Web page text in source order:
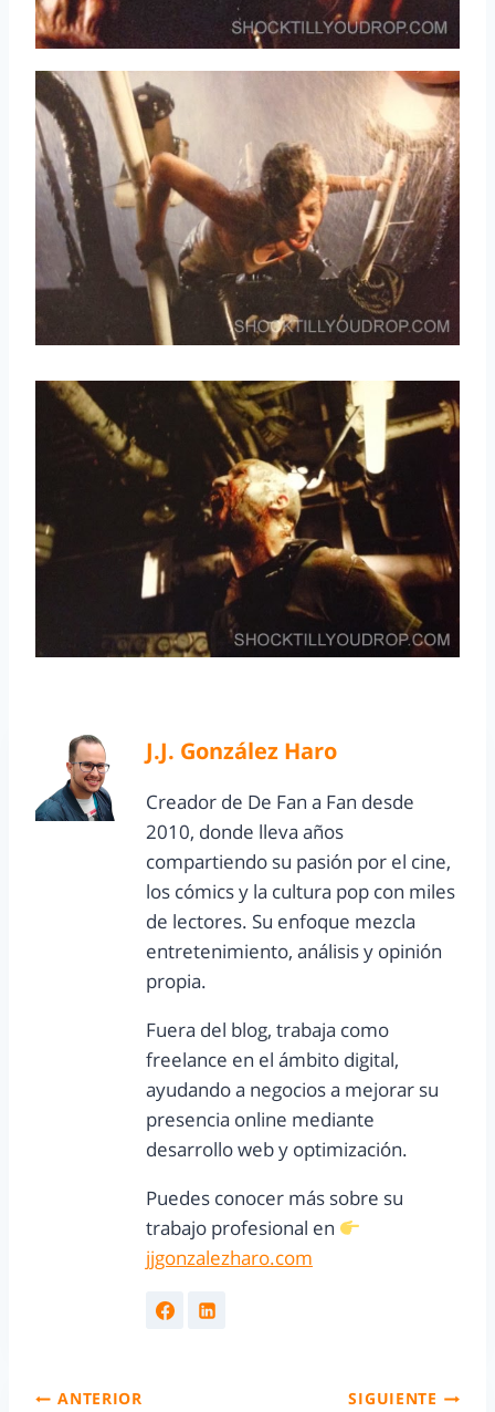
J.J. González Haro
Creador de De Fan a Fan desde
2010, donde lleva años
compartiendo su pasión por el cine,
los cómics y la cultura pop con miles
de lectores. Su enfoque mezcla
entretenimiento, análisis y opinión
propia.
Fuera del blog, trabaja como
freelance en el ámbito digital,
ayudando a negocios a mejorar su
presencia online mediante
desarrollo web y optimización.
Puedes conocer más sobre su
trabajo profesional en
jjgonzalezharo.com
ANTERIOR SIGUIENTE